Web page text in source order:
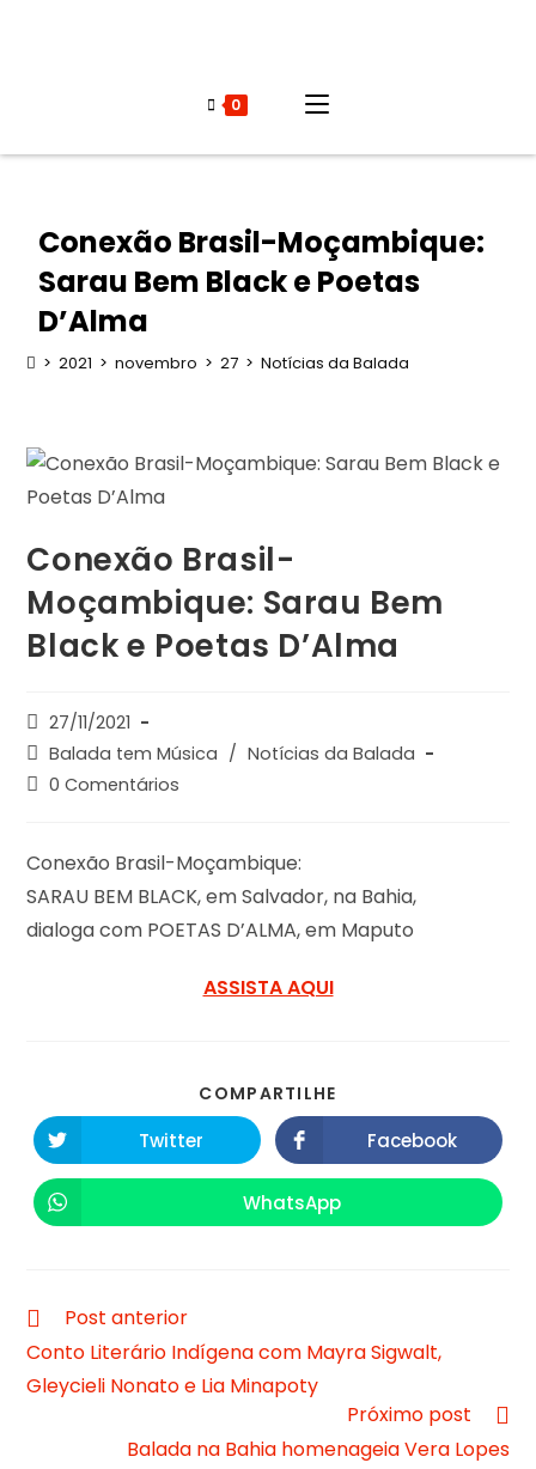
0
Conexão Brasil-Moçambique:
Sarau Bem Black e Poetas
D’Alma
> 2021 > novembro > 27 > Notícias da Balada
Conexão Brasil-
Moçambique: Sarau Bem
Black e Poetas D’Alma
27/11/2021
Balada tem Música / Notícias da Balada
0 Comentários
Conexão Brasil-Moçambique:
SARAU BEM BLACK, em Salvador, na Bahia,
dialoga com POETAS D’ALMA, em Maputo
ASSISTA AQUI
COMPARTILHE
Twitter Facebook
WhatsApp
Post anterior
Conto Literário Indígena com Mayra Sigwalt,
Gleycieli Nonato e Lia Minapoty
Próximo post
Balada na Bahia homenageia Vera Lopes